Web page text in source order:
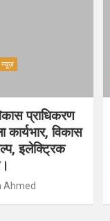
न्यूज़
प्राधिकरण
कार्यभार, विकास
इलेक्ट्रिक
Ahmed